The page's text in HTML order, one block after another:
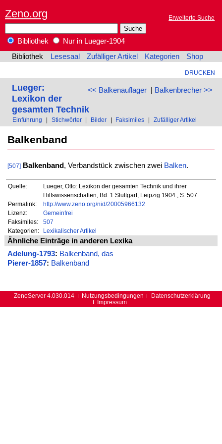
Zeno.org Erweiterte Suche
Bibliothek
Nur in Lueger-1904
Bibliothek
Lesesaal Zufälliger Artikel Kategorien Shop
DRUCKEN
<< Balkenauflager| Balkenbrecher >>
Lueger:
Lexikon der
gesamten Technik
Einführung Stichwörter Bilder Faksimiles Zufälliger Artikel
Balkenband
[507] Balkenband, Verbandstück zwischen zwei Balken.
Quelle:
Lueger, Otto: Lexikon der gesamten Technik und ihrer
Hilfswissenschaften, Bd. 1 Stuttgart, Leipzig 1904., S. 507.
Permalink:
http://www.zeno.org/nid/20005966132
Lizenz:
Gemeinfrei
Faksimiles:
507
Kategorien:
Lexikalischer Artikel
Ähnliche Einträge in anderen Lexika
Adelung-1793: Balkenband, das
Pierer-1857: Balkenband
ZenoServer 4.030.014 Nutzungsbedingungen
Datenschutzerklärung
Impressum